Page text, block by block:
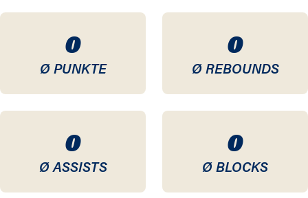
0
Ø PUNKTE
0
Ø REBOUNDS
0
Ø ASSISTS
0
Ø BLOCKS